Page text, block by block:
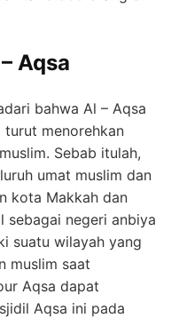
Aqsa
bahwa Al – Aqsa
turut menorehkan
Sebab itulah,
umat muslim dan
kota Makkah dan
sebagai negeri anbiya
suatu wilayah yang
muslim saat
Aqsa dapat
Aqsa ini pada